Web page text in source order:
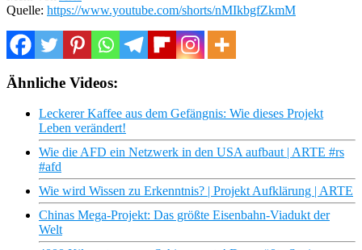
Quelle: https://www.youtube.com/shorts/nMIkbgfZkmM
Ähnliche Videos:
Leckerer Kaffee aus dem Gefängnis: Wie dieses Projekt
Leben verändert!
Wie die AFD ein Netzwerk in den USA aufbaut | ARTE #rs
#afd
Wie wird Wissen zu Erkenntnis? | Projekt Aufklärung | ARTE
Chinas Mega-Projekt: Das größte Eisenbahn-Viadukt der
Welt